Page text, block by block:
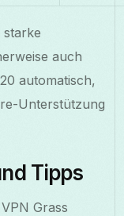
starke
auch
automatisch,
Unterstützung
Tipps
Grass